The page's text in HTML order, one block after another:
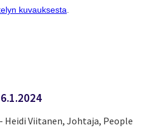
- Heidi Viitanen, Johtaja, People